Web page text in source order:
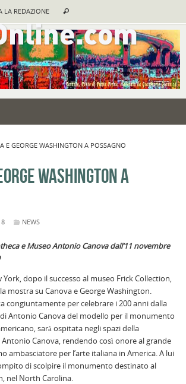
LA REDAZIONE Cerca
E GEORGE WASHINGTON A POSSAGNO
WASHINGTON A
NEWS
e Museo Antonio Canova dall’11 novembre
dopo il successo al museo Frick Collection,
mostra su Canova e George Washington.
congiuntamente per celebrare i 200 anni dalla
Antonio Canova del modello per il monumento
sarà ospitata negli spazi della
Canova, rendendo così onore al grande
ambasciatore per l’arte italiana in America. A lui
di scolpire il monumento destinato al
nel North Carolina.